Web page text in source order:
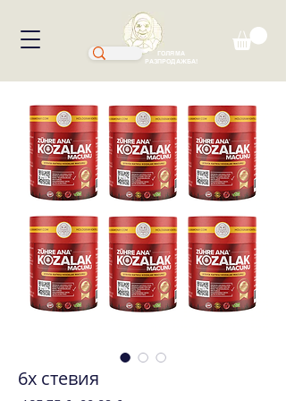
ГОЛЯМА
РАЗПРОДАЖБА!
6x стевия